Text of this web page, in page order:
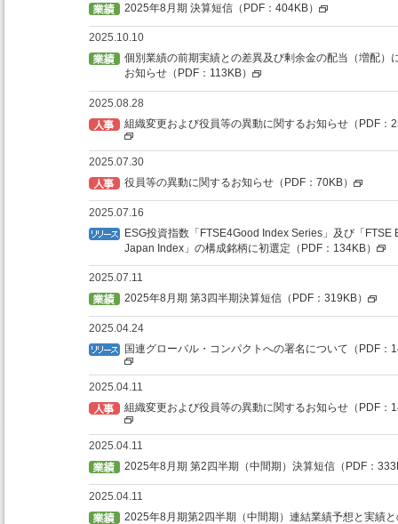
2025年8月期 決算短信（PDF：404KB）
2025.10.10
個別業績の前期実績との差異及び剰余金の配当（増配）
お知らせ（PDF：113KB）
2025.08.28
組織変更および役員等の異動に関するお知らせ（PDF：
2025.07.30
役員等の異動に関するお知らせ（PDF：70KB）
2025.07.16
ESG投資指数「FTSE4Good Index Series」及び「FTSE
Japan Index」の構成銘柄に初選定（PDF：134KB）
2025.07.11
2025年8月期 第3四半期決算短信（PDF：319KB）
2025.04.24
国連グローバル・コンパクトへの署名について（PDF：
2025.04.11
組織変更および役員等の異動に関するお知らせ（PDF：
2025.04.11
2025年8月期 第2四半期（中間期）決算短信（PDF：
2025.04.11
2025年8月期第2四半期（中間期）連結業績予想と実績